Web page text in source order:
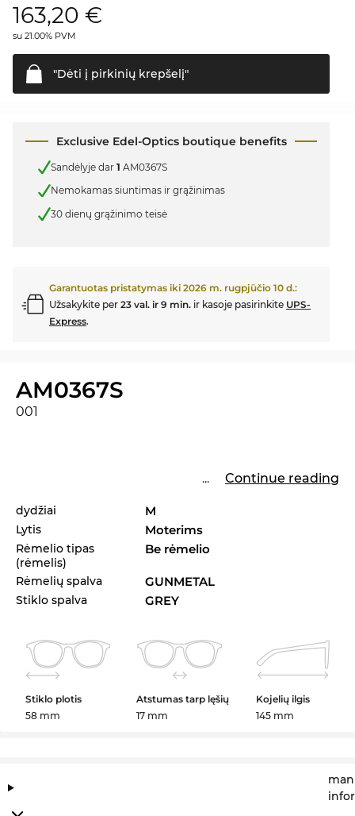
163,20 €
su 21.00% PVM
"Dėti į pirkinių krepšelį"
Exclusive Edel-Optics boutique benefits
Sandėlyje dar 1 AM0367S
Nemokamas siuntimas ir grąžinimas
30 dienų grąžinimo teisė
Garantuotas pristatymas iki 2026 m. rugpjūčio 10 d.:
Užsakykite per 23 val. ir 9 min. ir kasoje pasirinkite UPS-
Express.
AM0367S
001
... Continue reading
dydžiai M
Lytis Moterims
Rėmelio tipas
(rėmelis)
Be rėmelio
Rėmelių spalva GUNMETAL
Stiklo spalva GREY
Stiklo plotis
58 mm
Atstumas tarp lęšių
17 mm
Kojelių ilgis
145 mm